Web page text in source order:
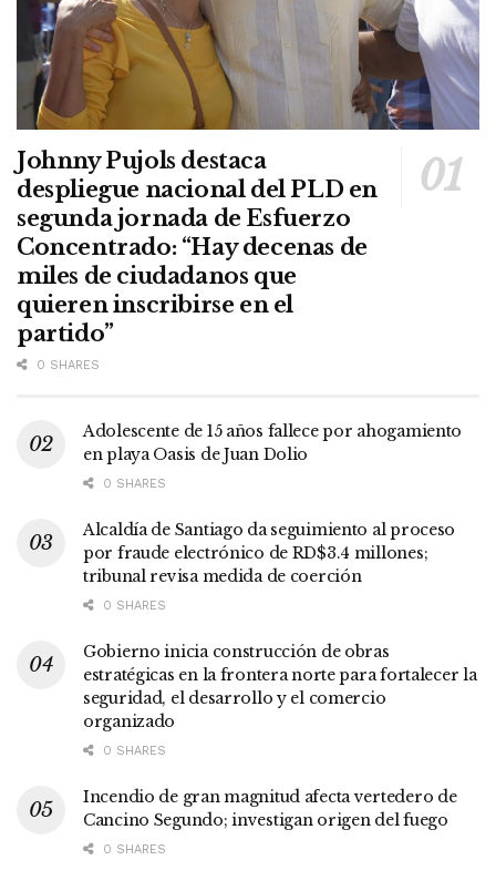
Johnny Pujols destaca
despliegue nacional del PLD en
segunda jornada de Esfuerzo
Concentrado: “Hay decenas de
miles de ciudadanos que
quieren inscribirse en el
partido”
0 SHARES
Adolescente de 15 años fallece por ahogamiento
en playa Oasis de Juan Dolio
0 SHARES
Alcaldía de Santiago da seguimiento al proceso
por fraude electrónico de RD$3.4 millones;
tribunal revisa medida de coerción
0 SHARES
Gobierno inicia construcción de obras
estratégicas en la frontera norte para fortalecer la
seguridad, el desarrollo y el comercio
organizado
0 SHARES
Incendio de gran magnitud afecta vertedero de
Cancino Segundo; investigan origen del fuego
0 SHARES